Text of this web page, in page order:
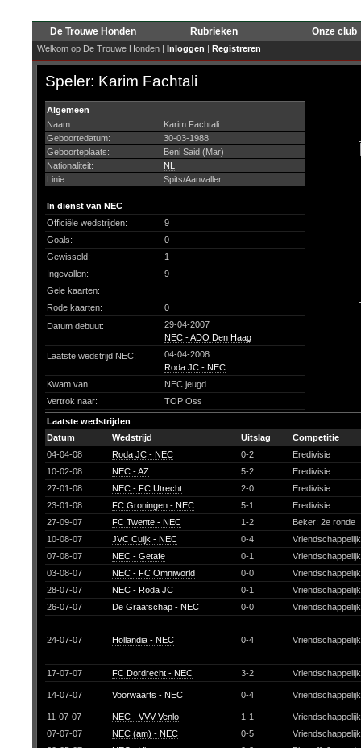
De Trouwe Honden Rubrieken Onze club
Welkom op De Trouwe Honden | Inloggen | Registreren
Speler: Karim Fachtali
Algemeen
Naam:
Karim Fachtali
Geboortedatum:
30-03-1988
Geboorteplaats:
Beni Said (Mar)
Nationaliteit:
NL
Linie:
Spits/Aanvaller
In dienst van NEC
Officiële wedstrijden:
9
Goals:
0
Gewisseld:
1
Ingevallen:
9
Gele kaarten:
Rode kaarten:
0
Datum debuut:
29-04-2007
NEC - ADO Den Haag
Laatste wedstrijd NEC:
04-04-2008
Roda JC - NEC
Kwam van:
NEC jeugd
Vertrok naar:
TOP Oss
Laatste wedstrijden
Datum
Wedstrijd Uitslag
Competitie
04-04-08
Roda JC - NEC 0-2
Eredivisie
10-02-08
NEC - AZ 5-2
Eredivisie
27-01-08
NEC - FC Utrecht 2-0
Eredivisie
23-01-08
FC Groningen - NEC 5-1
Eredivisie
27-09-07
FC Twente - NEC 1-2
Beker: 2e ronde
10-08-07
JVC Cuijk - NEC 0-4
07-08-07
NEC - Getafe 0-1
03-08-07
NEC - FC Omniworld 0-0
28-07-07
NEC - Roda JC 0-1
26-07-07
De Graafschap - NEC 0-0
24-07-07 Hollandia - NEC 0-4
17-07-07 FC Dordrecht - NEC 3-2
14-07-07 Voorwaarts - NEC 0-4
11-07-07 NEC - VVV Venlo 1-1
07-07-07
NEC (am) - NEC 0-5